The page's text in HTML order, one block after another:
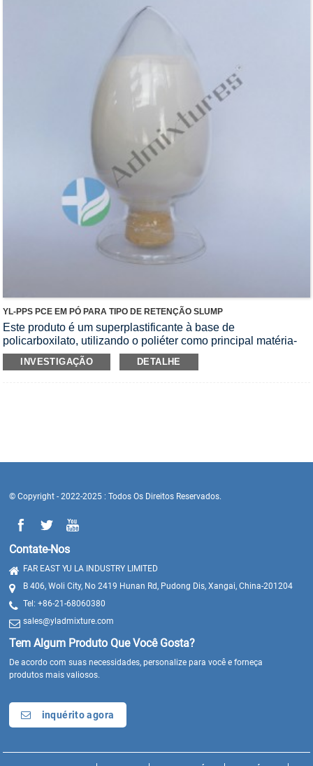
alta resistência, concreto de alto desempenho, concreto de
alta qualidade, concreto massa, concreto autonivelante,
concreto autoadensável, etc.
YL-PPS PCE EM PÓ PARA TIPO DE RETENÇÃO SLUMP
Este produto é um superplastificante à base de
policarboxilato, utilizando o poliéter como principal matéria-
prima.Tem muito boa retenção de queda e adaptabilidade a
diferentes cimentos e materiais, especialmente para
INVESTIGAÇÃO DETALHE
© Copyright - 2022-2025 : Todos Os Direitos Reservados.
Contate-Nos
FAR EAST YU LA INDUSTRY LIMITED
B 406, Woli City, No 2419 Hunan Rd, Pudong Dis, Xangai, China-201204
Tel: +86-21-68060380
sales@yladmixture.com
Tem Algum Produto Que Você Gosta?
De acordo com suas necessidades, personalize para você e forneça
produtos mais valiosos.
inquérito agora